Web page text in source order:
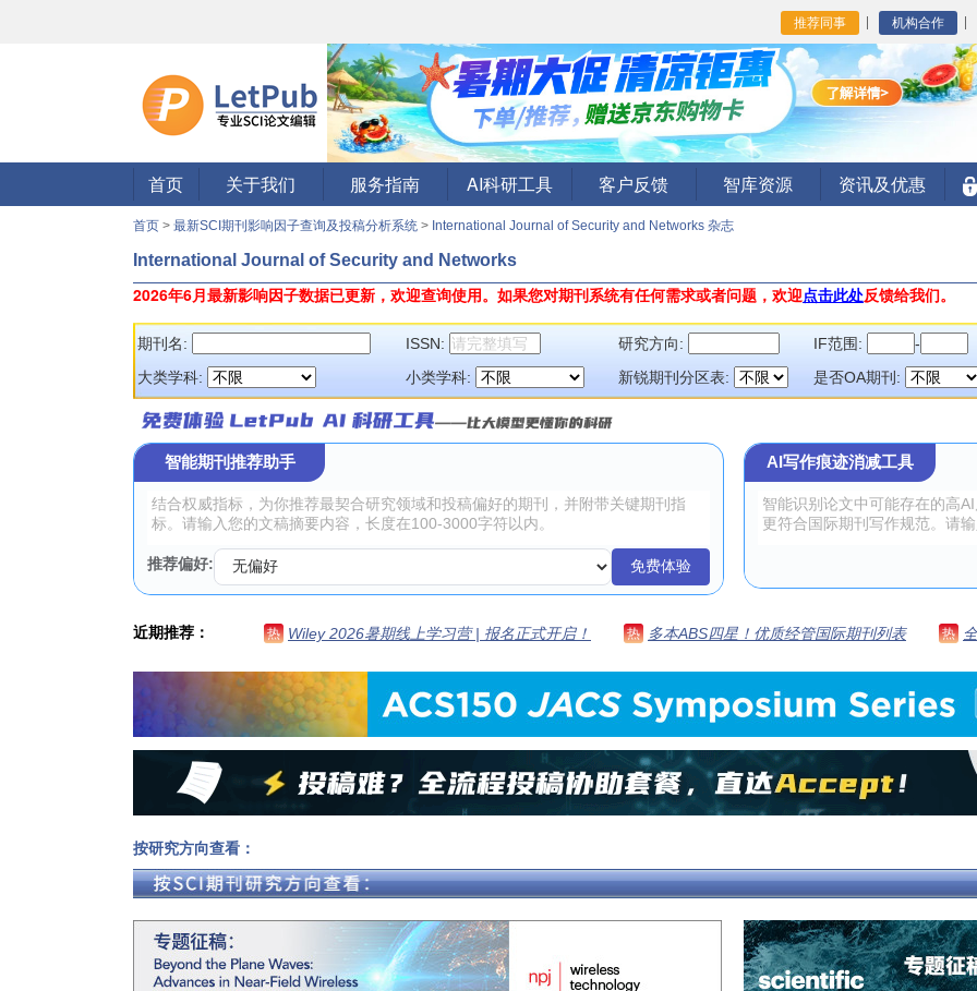
推荐同事 机构合作
首页 关于我们 服务指南 AI科研工具 客户反馈 智库资源 资讯及优惠
首页 > 最新SCI期刊影响因子查询及投稿分析系统 > International Journal of Security and Networks 杂志
International Journal of Security and Networks
2026年6月最新影响因子数据已更新，欢迎查询使用。 如果您对期刊系统有任何需求或者问题，欢迎点击此处反馈给我们。
期刊名: ISSN: 研究方向: IF范围:
-
大类学科:
小类学科: 新锐期刊分区表: 是否OA期刊:
智能期刊推荐助手
推荐偏好: 免费体验
AI写作痕迹消减工具
近期推荐： 热 Wiley 2026暑期线上学习营 | 报名正式开启！ 热 多本ABS四星！优质经管国际期刊列表 热
按研究方向查看：